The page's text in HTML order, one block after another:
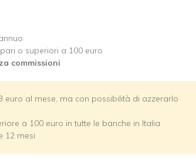
o superiori a 100 euro
commissioni
euro al mese, ma con possibilità di azzerarlo
a 100 euro in tutte le banche in Italia
12 mesi